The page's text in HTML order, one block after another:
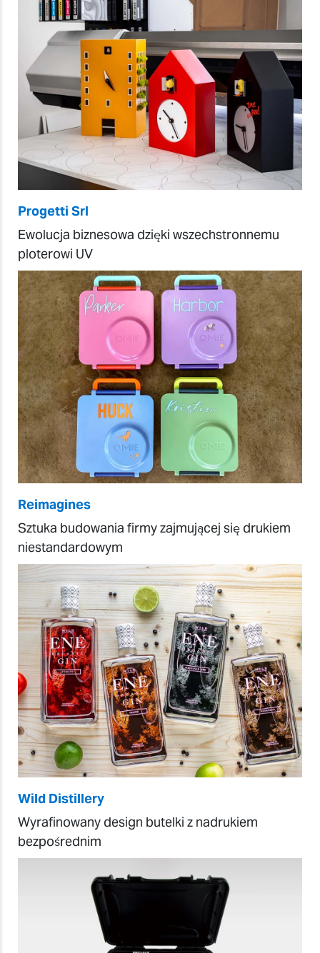
Progetti Srl
Ewolucja biznesowa dzięki wszechstronnemu
ploterowi UV
Reimagines
Sztuka budowania firmy zajmującej się drukiem
niestandardowym
Wild Distillery
Wyrafinowany design butelki z nadrukiem
bezpośrednim